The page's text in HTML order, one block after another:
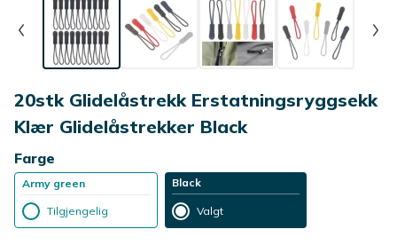
20stk Glidelåstrekk Erstatningsryggsekk
Klær Glidelåstrekker Black
Farge
Army green
Tilgjengelig
Black
Valgt